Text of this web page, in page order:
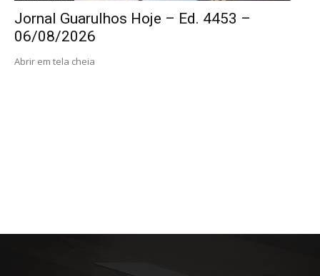
Jornal Guarulhos Hoje – Ed. 4453 –
06/08/2026
Abrir em tela cheia